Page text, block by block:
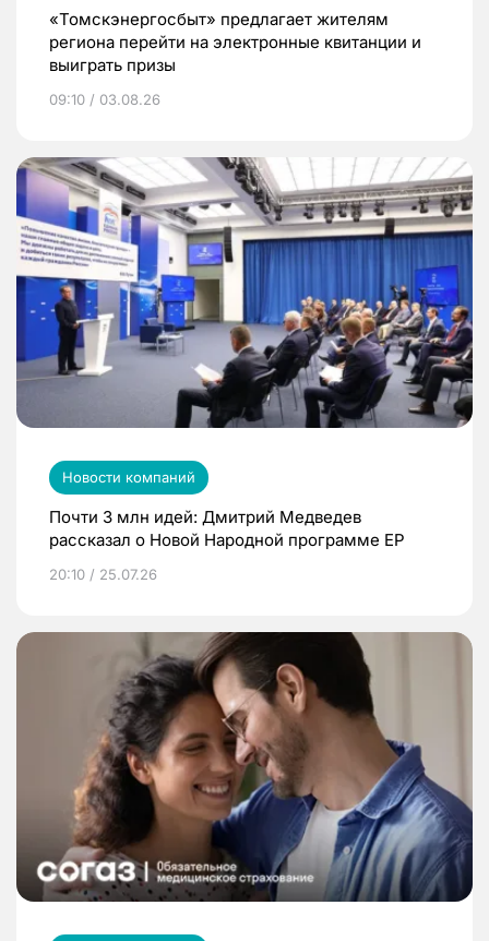
«Томскэнергосбыт» предлагает жителям
региона перейти на электронные квитанции и
выиграть призы
09:10 / 03.08.26
Новости компаний
Почти 3 млн идей: Дмитрий Медведев
рассказал о Новой Народной программе ЕР
20:10 / 25.07.26